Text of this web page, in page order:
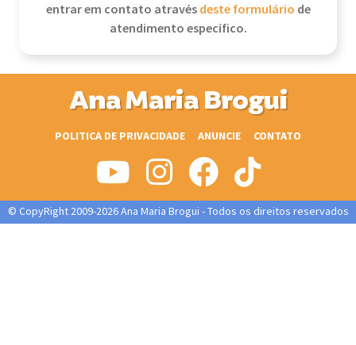
entrar em contato atravésdeste formulário de
atendimento específico.
Ana Maria Brogui
POLITICA DE PRIVACIDADE ANUNCIE CONTATO
© CopyRight 2009-2026 Ana Maria Brogui - Todos os direitos reservados